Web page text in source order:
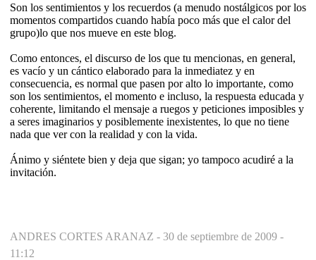
Son los sentimientos y los recuerdos (a menudo nostálgicos por los
momentos compartidos cuando había poco más que el calor del
grupo)lo que nos mueve en este blog.
Como entonces, el discurso de los que tu mencionas, en general,
es vacío y un cántico elaborado para la inmediatez y en
consecuencia, es normal que pasen por alto lo importante, como
son los sentimientos, el momento e incluso, la respuesta educada y
coherente, limitando el mensaje a ruegos y peticiones imposibles y
a seres imaginarios y posiblemente inexistentes, lo que no tiene
nada que ver con la realidad y con la vida.
Ánimo y siéntete bien y deja que sigan; yo tampoco acudiré a la
invitación.
ANDRES CORTES ARANAZ - 30 de septiembre de 2009 -
11:12